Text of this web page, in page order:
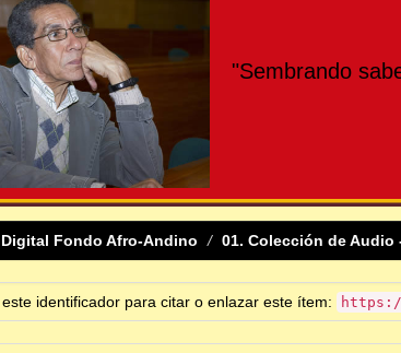
"Sembrando
Fondo Afro-Andino 01. Colección de Audio
identificador para citar o enlazar este ítem: